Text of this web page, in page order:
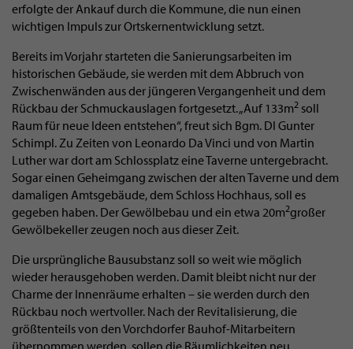
erfolgte der Ankauf durch die Kommune, die nun einen
wichtigen Impuls zur Ortskernentwicklung setzt.
Bereits im Vorjahr starteten die Sanierungsarbeiten im
historischen Gebäude, sie werden mit dem Abbruch von
Zwischenwänden aus der jüngeren Vergangenheit und dem
Rückbau der Schmuckauslagen fortgesetzt. „Auf 133m2 soll
Raum für neue Ideen entstehen“, freut sich Bgm. DI Gunter
Schimpl. Zu Zeiten von Leonardo Da Vinci und von Martin
Luther war dort am Schlossplatz eine Taverne untergebracht.
Sogar einen Geheimgang zwischen der alten Taverne und dem
damaligen Amtsgebäude, dem Schloss Hochhaus, soll es
gegeben haben. Der Gewölbebau und ein etwa 20m2großer
Gewölbekeller zeugen noch aus dieser Zeit.
Die ursprüngliche Bausubstanz soll so weit wie möglich
wieder herausgehoben werden. Damit bleibt nicht nur der
Charme der Innenräume erhalten – sie werden durch den
Rückbau noch wertvoller. Nach der Revitalisierung, die
größtenteils von den Vorchdorfer Bauhof-Mitarbeitern
übernommen werden, sollen die Räumlichkeiten neu